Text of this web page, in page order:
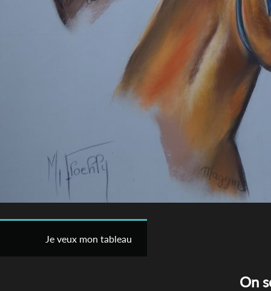
Je veux mon tableau
On